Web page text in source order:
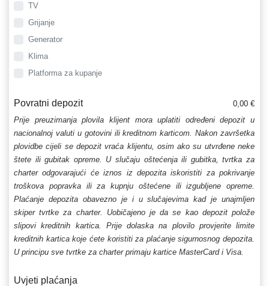
TV
Grijanje
Generator
Klima
Platforma za kupanje
Povratni depozit
0,00 €
Prije preuzimanja plovila klijent mora uplatiti određeni depozit u
nacionalnoj valuti u gotovini ili kreditnom karticom. Nakon završetka
plovidbe cijeli se depozit vraća klijentu, osim ako su utvrđene neke
štete ili gubitak opreme. U slučaju oštećenja ili gubitka, tvrtka za
charter odgovarajući će iznos iz depozita iskoristiti za pokrivanje
troškova popravka ili za kupnju oštećene ili izgubljene opreme.
Plaćanje depozita obavezno je i u slučajevima kad je unajmljen
skiper tvrtke za charter. Uobičajeno je da se kao depozit polože
slipovi kreditnih kartica. Prije dolaska na plovilo provjerite limite
kreditnih kartica koje ćete koristiti za plaćanje sigurnosnog depozita.
U principu sve tvrtke za charter primaju kartice MasterCard i Visa.
Uvjeti plaćanja